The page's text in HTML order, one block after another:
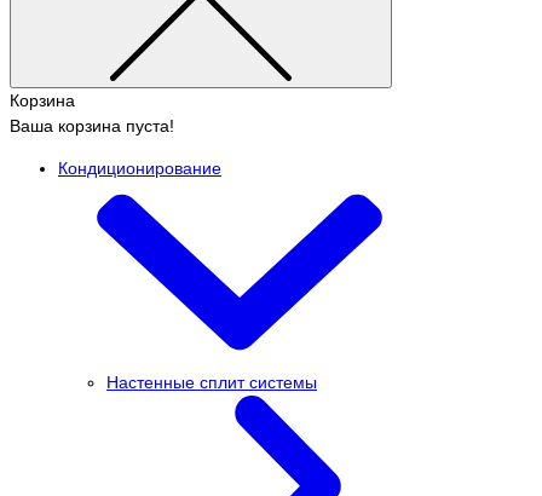
Корзина
Ваша корзина пуста!
Кондиционирование
Настенные сплит системы